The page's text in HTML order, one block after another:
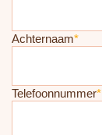
Achternaam*
Telefoonnummer*